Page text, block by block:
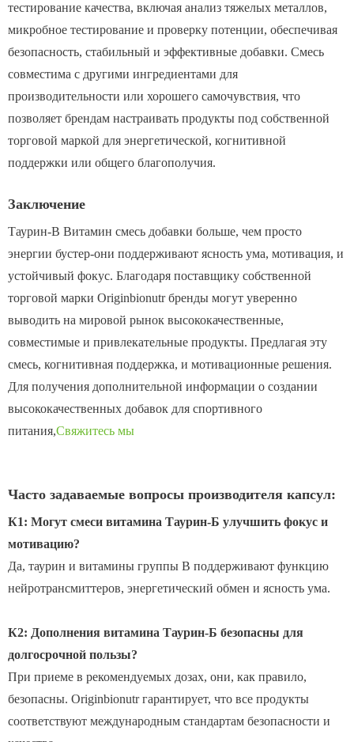
тестирование качества, включая анализ тяжелых металлов,
микробное тестирование и проверку потенции, обеспечивая
безопасность, стабильный и эффективные добавки. Смесь
совместима с другими ингредиентами для
производительности или хорошего самочувствия, что
позволяет брендам настраивать продукты под собственной
торговой маркой для энергетической, когнитивной
поддержки или общего благополучия.
Заключение
Таурин-B Витамин смесь добавки больше, чем просто
энергии бустер-они поддерживают ясность ума, мотивация, и
устойчивый фокус. Благодаря поставщику собственной
торговой марки Originbionutr бренды могут уверенно
выводить на мировой рынок высококачественные,
совместимые и привлекательные продукты. Предлагая эту
смесь, когнитивная поддержка, и мотивационные решения.
Для получения дополнительной информации о создании
высококачественных добавок для спортивного
питания,Свяжитесь мы
Часто задаваемые вопросы производителя капсул:
К1: Могут смеси витамина Таурин-Б улучшить фокус и
мотивацию?
Да, таурин и витамины группы В поддерживают функцию
нейротрансмиттеров, энергетический обмен и ясность ума.
К2: Дополнения витамина Таурин-Б безопасны для
долгосрочной пользы?
При приеме в рекомендуемых дозах, они, как правило,
безопасны. Originbionutr гарантирует, что все продукты
соответствуют международным стандартам безопасности и